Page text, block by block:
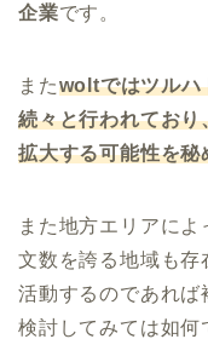
企業です。
またwoltではツルハ
続々と行われてお
拡大する可能性を秘
また地方エリアに
文数を誇る地域も存
活動するのであれば
検討してみては如何